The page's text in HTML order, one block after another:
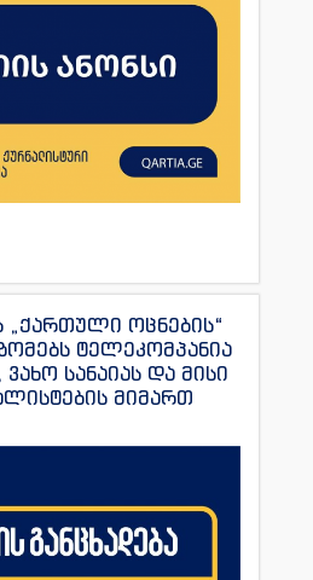
„ქართული ოცნების“
ტელეკომპანია
სანაიას და მისი
მიმართ